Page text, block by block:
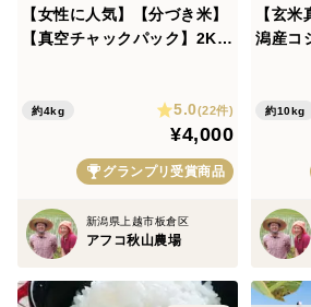
→農薬を減らすのは、かなりなリ
→独特の農法と、丁寧な栽培管理
「病害虫にイネがやられる」問題
■なぜ、農薬を使わないのですか？
除草剤は、草を殺します。
【女性に人気】【分づき米】
【真空チャックパック】2Kg
ごはんに食物繊維とビタミン
B【夏ギフト】🏆食べチョク
お米グランプリ2025🏆銀賞
約4kg 5.0(22件)
¥4,000
グランプリ受賞商品
新潟県上越市板倉区
アフコ秋山農場
【玄
潟産コ
ご家
健康
ョク
約10kg